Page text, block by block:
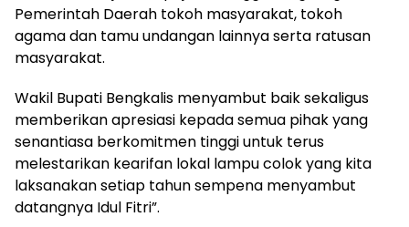
Pemerintah Daerah tokoh masyarakat, tokoh
agama dan tamu undangan lainnya serta ratusan
masyarakat.
Wakil Bupati Bengkalis menyambut baik sekaligus
memberikan apresiasi kepada semua pihak yang
senantiasa berkomitmen tinggi untuk terus
melestarikan kearifan lokal lampu colok yang kita
laksanakan setiap tahun sempena menyambut
datangnya Idul Fitri”.